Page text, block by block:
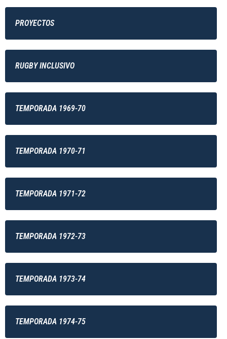
PROYECTOS
RUGBY INCLUSIVO
TEMPORADA 1969-70
TEMPORADA 1970-71
TEMPORADA 1971-72
TEMPORADA 1972-73
TEMPORADA 1973-74
TEMPORADA 1974-75